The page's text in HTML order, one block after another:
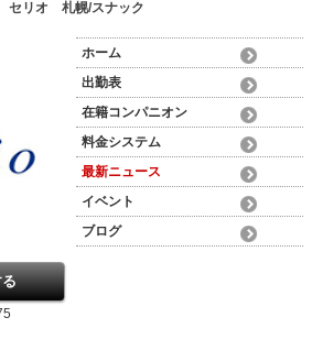
セリオ 札幌/スナック
ホーム
出勤表
在籍コンパニオン
料金システム
最新ニュース
イベント
ブログ